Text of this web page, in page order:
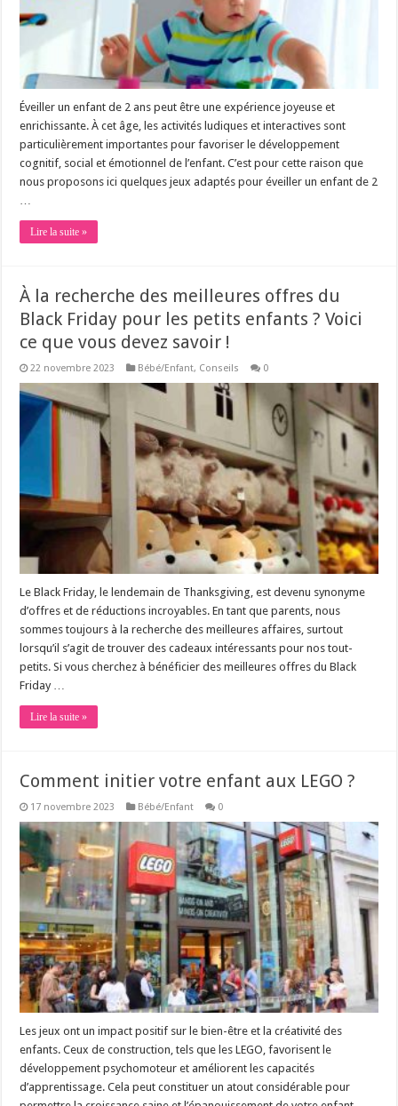
Éveiller un enfant de 2 ans peut être une expérience joyeuse et
enrichissante. À cet âge, les activités ludiques et interactives sont
particulièrement importantes pour favoriser le développement
cognitif, social et émotionnel de l’enfant. C’est pour cette raison que
nous proposons ici quelques jeux adaptés pour éveiller un enfant de 2
…
Lire la suite »
À la recherche des meilleures offres du
Black Friday pour les petits enfants ? Voici
ce que vous devez savoir !
22 novembre 2023 Bébé/Enfant, Conseils 0
Le Black Friday, le lendemain de Thanksgiving, est devenu synonyme
d’offres et de réductions incroyables. En tant que parents, nous
sommes toujours à la recherche des meilleures affaires, surtout
lorsqu’il s’agit de trouver des cadeaux intéressants pour nos tout-
petits. Si vous cherchez à bénéficier des meilleures offres du Black
Friday …
Lire la suite »
Comment initier votre enfant aux LEGO ?
17 novembre 2023 Bébé/Enfant 0
Les jeux ont un impact positif sur le bien-être et la créativité des
enfants. Ceux de construction, tels que les LEGO, favorisent le
développement psychomoteur et améliorent les capacités
d’apprentissage. Cela peut constituer un atout considérable pour